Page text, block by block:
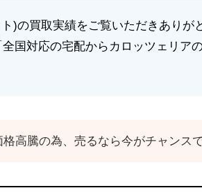
)の買取実績をご覧いただきありが
国対応の宅配からカロッツェリア
格高騰の為、売るなら今がチャンスで